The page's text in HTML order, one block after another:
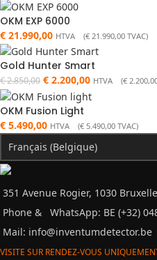
OKM EXP 6000
€ 21.990,00 HTVA (€ 21.990,00 TVAC)
Gold Hunter Smart
€2.850,00 € 2.200,00 HTVA (€
OKM Fusion Light
€ 5.490,00 HTVA (€ 5.490,00 TVAC)
Français (Belgique)
351 Avenue Rogier, 1030
Phone &
WhatsApp: BE (+32)
Mail: info@inventumdetector.be
VISITE SUR RENDEZ-VOUS